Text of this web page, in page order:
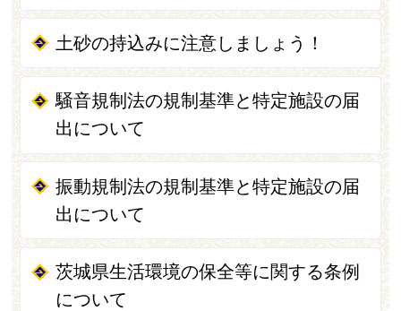
土砂の持込みに注意しましょう！
騒音規制法の規制基準と特定施設の届
出について
振動規制法の規制基準と特定施設の届
出について
茨城県生活環境の保全等に関する条例
について